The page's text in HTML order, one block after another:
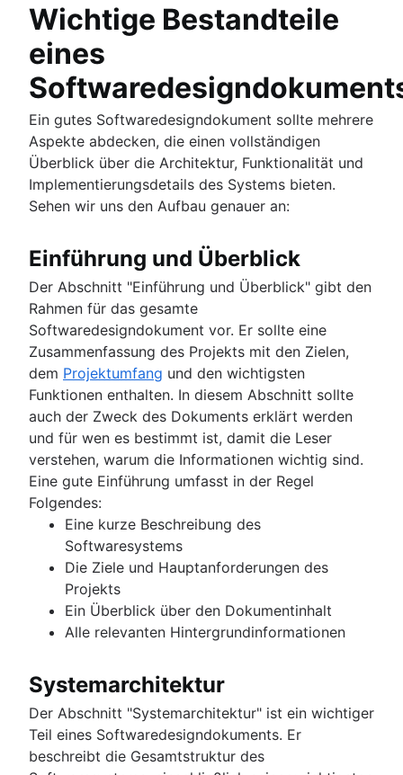
Wichtige Bestandteile
eines
Ein gutes Softwaredesigndokument sollte mehrere
Aspekte abdecken, die einen vollständigen
Überblick über die Architektur, Funktionalität und
Implementierungsdetails des Systems bieten.
Sehen wir uns den Aufbau genauer an:
Einführung und Überblick
Der Abschnitt "Einführung und Überblick" gibt den
Rahmen für das gesamte
Softwaredesigndokument vor. Er sollte eine
Zusammenfassung des Projekts mit den Zielen,
dem Projektumfang und den wichtigsten
Funktionen enthalten. In diesem Abschnitt sollte
auch der Zweck des Dokuments erklärt werden
und für wen es bestimmt ist, damit die Leser
verstehen, warum die Informationen wichtig sind.
Eine gute Einführung umfasst in der Regel
Folgendes:
Eine kurze Beschreibung des
Softwaresystems
Die Ziele und Hauptanforderungen des
Projekts
Ein Überblick über den Dokumentinhalt
Alle relevanten Hintergrundinformationen
Systemarchitektur
Der Abschnitt "Systemarchitektur" ist ein wichtiger
Teil eines Softwaredesigndokuments. Er
beschreibt die Gesamtstruktur des